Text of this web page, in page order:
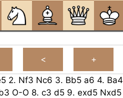
2. Nf3 Nc6 3. Bb5 a6 4. Ba4
O-O 8. c3 d5 9. exd5 Nxd5